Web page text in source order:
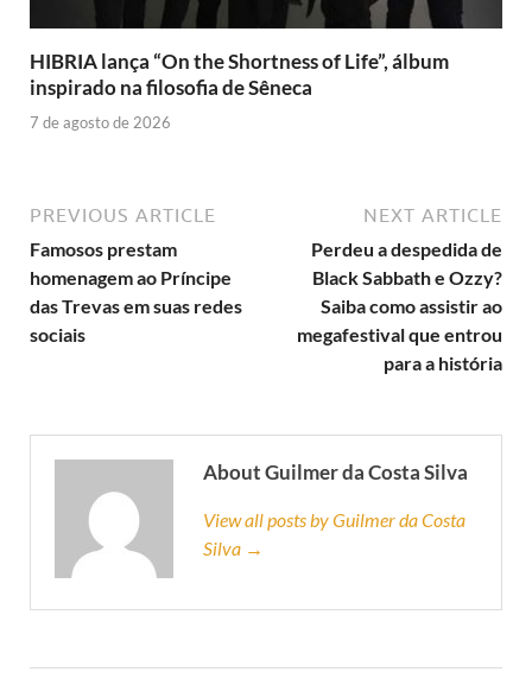
HIBRIA lança “On the Shortness of Life”, álbum
inspirado na filosofia de Sêneca
7 de agosto de 2026
PREVIOUS ARTICLE
Famosos prestam
homenagem ao Príncipe
das Trevas em suas redes
sociais
NEXT ARTICLE
Perdeu a despedida de
Black Sabbath e Ozzy?
Saiba como assistir ao
megafestival que entrou
para a história
About Guilmer da Costa Silva
View all posts by Guilmer da Costa
Silva →